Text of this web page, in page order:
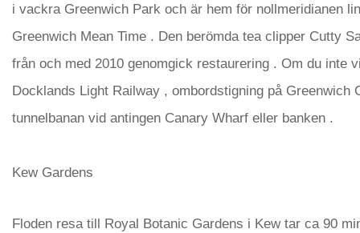
i vackra Greenwich Park och är hem för nollmeridianen
Greenwich Mean Time . Den berömda tea clipper Cutty
från och med 2010 genomgick restaurering . Om du inte
Docklands Light Railway , ombordstigning på Greenwich
tunnelbanan vid antingen Canary Wharf eller banken .
Kew Gardens
Floden resa till Royal Botanic Gardens i Kew tar ca 90